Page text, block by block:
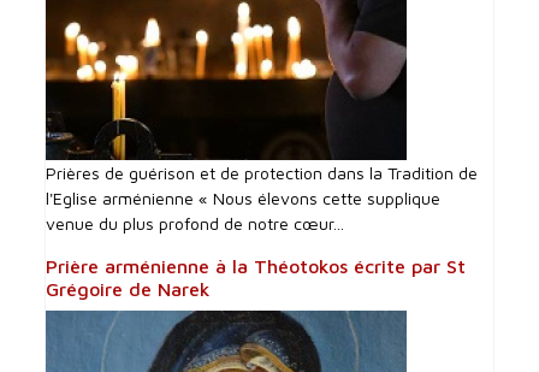
Prières de guérison et de protection dans la Tradition de
l'Eglise arménienne « Nous élevons cette supplique
venue du plus profond de notre cœur...
Prière arménienne à la Théotokos écrite par St
Grégoire de Narek